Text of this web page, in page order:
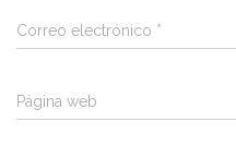
Correo electrónico *
Página web